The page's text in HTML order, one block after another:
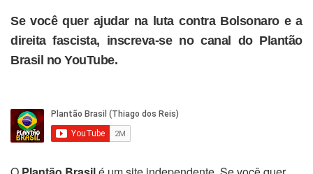
Se você quer ajudar na luta contra Bolsonaro e a
direita fascista, inscreva-se no canal do Plantão
Brasil no YouTube.